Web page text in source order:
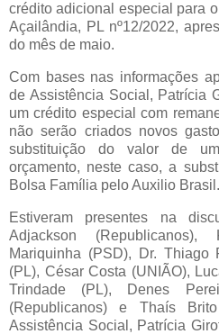
crédito adicional especial para
Açailândia, PL nº12/2022,
do mês de maio.
Com bases nas informações
de Assistência Social, Patrícia
um crédito especial com
não serão criados novos
substituição do valor de
orçamento, neste caso, a
Bolsa Família pelo Auxilio Brasil.
Estiveram presentes na
Adjackson
Mariquinha (PSD), Dr. Thiago
(PL), César Costa (UNIÃO),
Trindade (PL), Denes
(Republicanos) e Thaís
Assistência Social, Patrícia